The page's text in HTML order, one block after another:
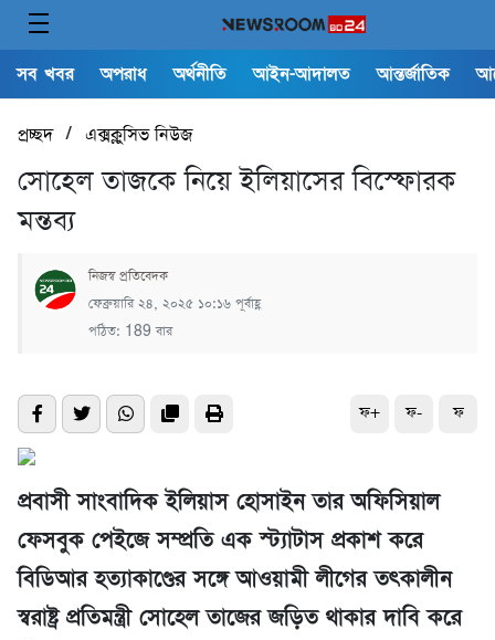
সব খবর অপরাধ অর্থনীতি আইন-আদালত আন্তর্জাতিক
প্রচ্ছদ/ এক্সক্লুসিভ নিউজ
সোহেল তাজকে নিয়ে ইলিয়াসের বিস্ফোরক
মন্তব্য
নিজস্ব প্রতিবেদক
ফেব্রুয়ারি ২৪, ২০২৫ ১০:১৬ পূর্বাহ্ণ
পঠিত: 189 বার
ফ+ ফ- ফ
প্রবাসী সাংবাদিক ইলিয়াস হোসাইন তার অফিসিয়াল
ফেসবুক পেইজে সম্প্রতি এক স্ট্যাটাস প্রকাশ করে
বিডিআর হত্যাকাণ্ডের সঙ্গে আওয়ামী লীগের তৎকালীন
স্বরাষ্ট্র প্রতিমন্ত্রী সোহেল তাজের জড়িত থাকার দাবি করে